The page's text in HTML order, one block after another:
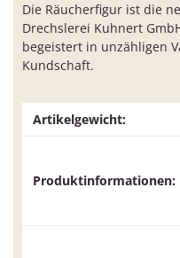
Die Räucherfigur ist die
Drechslerei Kuhnert
begeistert in unzähligen
Kundschaft.
Artikelgewicht:
Produktinformationen: